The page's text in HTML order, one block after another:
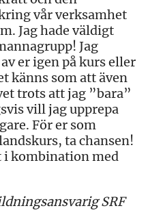
vår verksamhet
Jag hade väldigt
Jag
er igen på kurs eller
känns som att även
trots att jag ”bara”
vill jag upprepa
För er som
ta chansen!
i kombination med
SRF